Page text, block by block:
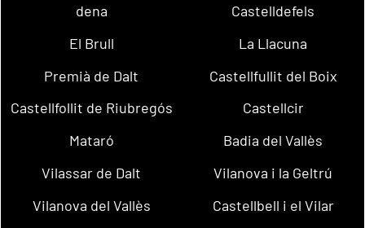
dena
Castelldefels
El Brull
La Llacuna
Premià de Dalt
Castellfullit del Boix
Castellfollit de Riubregós
Castellcir
Mataró
Badia del Vallès
Vilassar de Dalt
Vilanova i la Geltrú
Vilanova del Vallès
Castellbell i el Vilar